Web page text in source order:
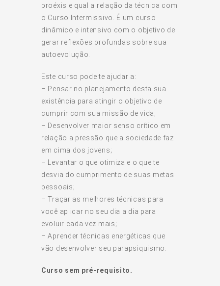
proéxis e qual a relação da técnica com
o Curso Intermissivo. É um curso
dinâmico e intensivo com o objetivo de
gerar reflexões profundas sobre sua
autoevolução.
Este curso pode te ajudar a:
– Pensar no planejamento desta sua
existência para atingir o objetivo de
cumprir com sua missão de vida;
– Desenvolver maior senso crítico em
relação a pressão que a sociedade faz
em cima dos jovens;
– Levantar o que otimiza e o que te
desvia do cumprimento de suas metas
pessoais;
– Traçar as melhores técnicas para
você aplicar no seu dia a dia para
evoluir cada vez mais;
– Aprender técnicas energéticas que
vão desenvolver seu parapsiquismo.
Curso sem pré-requisito.